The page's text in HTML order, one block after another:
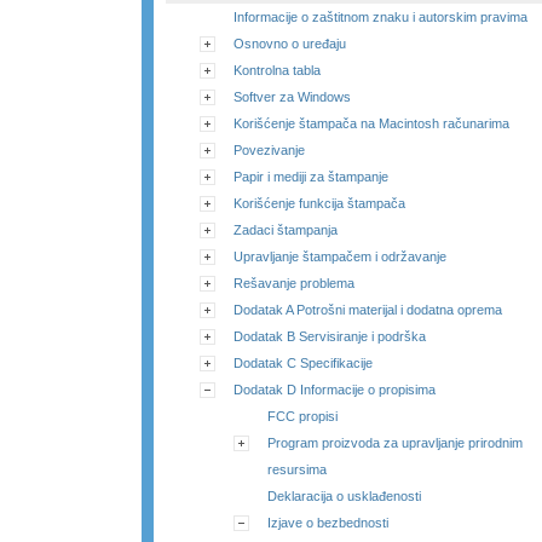
Informacije o zaštitnom znaku i autorskim pravima
Osnovno o uređaju
Kontrolna tabla
Softver za Windows
Korišćenje štampača na Macintosh računarima
Povezivanje
Papir i mediji za štampanje
Korišćenje funkcija štampača
Zadaci štampanja
Upravljanje štampačem i održavanje
Rešavanje problema
Dodatak A Potrošni materijal i dodatna oprema
Dodatak B Servisiranje i podrška
Dodatak C Specifikacije
Dodatak D Informacije o propisima
FCC propisi
Program proizvoda za upravljanje prirodnim
resursima
Deklaracija o usklađenosti
Izjave o bezbednosti